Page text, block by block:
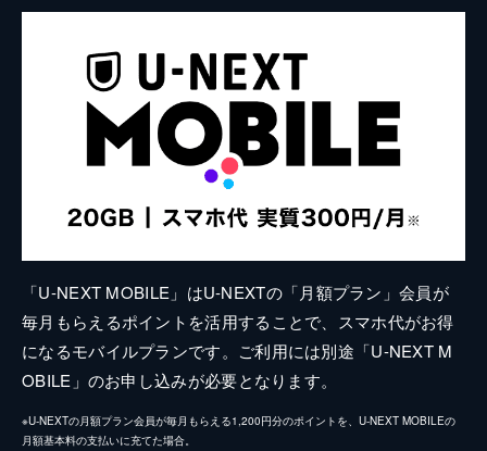
「U-NEXT MOBILE」はU-NEXTの「月額プラン」会員が
毎月もらえるポイントを活用することで、スマホ代がお得
になるモバイルプランです。ご利用には別途「U-NEXT M
OBILE」のお申し込みが必要となります。
※U-NEXTの月額プラン会員が毎月もらえる1,200円分のポイントを、U-NEXT MOBILEの
月額基本料の支払いに充てた場合。